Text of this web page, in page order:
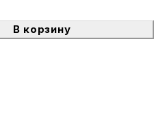
В корзину